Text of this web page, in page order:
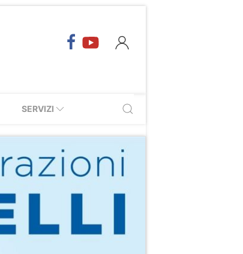
SERVIZI